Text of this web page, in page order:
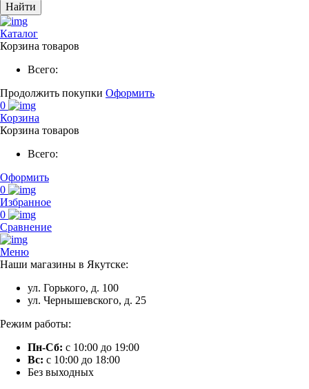
Найти
Каталог
Корзина товаров
Всего:
Продолжить покупки Оформить
0
Корзина
Корзина товаров
Всего:
Оформить
0
Избранное
0
Сравнение
Меню
Наши магазины в Якутске:
ул. Горького, д. 100
ул. Чернышевского, д. 25
Режим работы:
Пн-Сб: с 10:00 до 19:00
Вс: с 10:00 до 18:00
Без выходных